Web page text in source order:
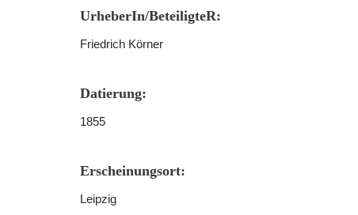
UrheberIn/BeteiligteR:
Friedrich Körner
Datierung:
1855
Erscheinungsort:
Leipzig